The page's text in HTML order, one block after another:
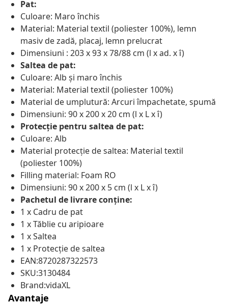
Pat:
Culoare: Maro închis
Material: Material textil (poliester 100%), lemn
masiv de zadă, placaj, lemn prelucrat
Dimensiuni : 203 x 93 x 78/88 cm (l x ad. x î)
Saltea de pat:
Culoare: Alb și maro închis
Material: Material textil (poliester 100%)
Material de umplutură: Arcuri împachetate, spumă
Dimensiuni: 90 x 200 x 20 cm (l x L x î)
Protecție pentru saltea de pat:
Culoare: Alb
Material protecție de saltea: Material textil
(poliester 100%)
Filling material: Foam RO
Dimensiuni: 90 x 200 x 5 cm (l x L x î)
Pachetul de livrare conține:
1 x Cadru de pat
1 x Tăblie cu aripioare
1 x Saltea
1 x Protecție de saltea
EAN:8720287322573
SKU:3130484
Brand:vidaXL
Avantaje